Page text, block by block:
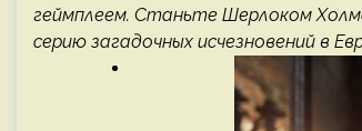
геймплеем. Станьте Шерлоком
серию загадочных исчезновений в